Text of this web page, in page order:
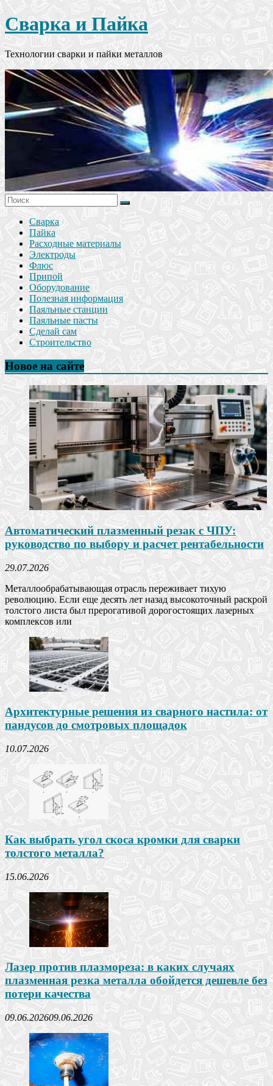
Сварка и Пайка
Технологии сварки и пайки металлов
Сварка
Пайка
Расходные материалы
Электроды
Флюс
Припой
Оборудование
Полезная информация
Паяльные станции
Паяльные пасты
Сделай сам
Строительство
Новое на сайте
Автоматический плазменный резак с ЧПУ:
руководство по выбору и расчет рентабельности
29.07.2026
Металлообрабатывающая отрасль переживает тихую
революцию. Если еще десять лет назад высокоточный раскрой
толстого листа был прерогативой дорогостоящих лазерных
комплексов или
Архитектурные решения из сварного настила: от
пандусов до смотровых площадок
10.07.2026
Как выбрать угол скоса кромки для сварки
толстого металла?
15.06.2026
Лазер против плазмореза: в каких случаях
плазменная резка металла обойдется дешевле без
потери качества
09.06.202609.06.2026